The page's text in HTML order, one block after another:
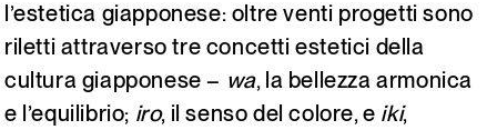
l’estetica giapponese: oltre venti progetti sono
riletti attraverso tre concetti estetici della
cultura giapponese – wa, la bellezza armonica
e l’equilibrio; iro, il senso del colore, e iki,